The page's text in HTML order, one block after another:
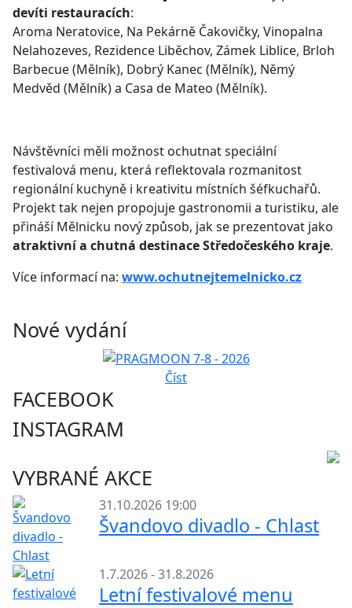
devíti restauracích:
Aroma Neratovice, Na Pekárně Čakovičky, Vinopalna
Nelahozeves, Rezidence Liběchov, Zámek Liblice, Brloh
Barbecue (Mělník), Dobrý Kanec (Mělník), Němý
Medvěd (Mělník) a Casa de Mateo (Mělník).
Návštěvníci měli možnost ochutnat speciální
festivalová menu, která reflektovala rozmanitost
regionální kuchyně i kreativitu místních šéfkuchařů.
Projekt tak nejen propojuje gastronomii a turistiku, ale
přináší Mělnicku nový způsob, jak se prezentovat jako
atraktivní a chutná destinace Středočeského kraje.
Více informací na: www.ochutnejtemelnicko.cz
Nové vydání
Číst
FACEBOOK
INSTAGRAM
VYBRANÉ AKCE
31.10.2026 19:00
Švandovo divadlo - Chlast
1.7.2026 - 31.8.2026
Letní festivalové menu